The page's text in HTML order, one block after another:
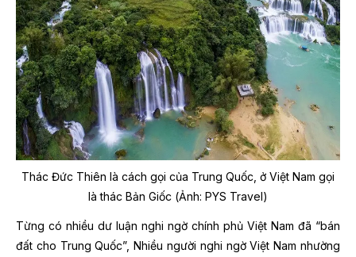
Thác Đức Thiên là cách gọi của Trung Quốc, ở Việt Nam gọi
là thác Bản Giốc (Ảnh: PYS Travel)
Từng có nhiều dư luận nghi ngờ chính phủ Việt Nam đã “bán
đất cho Trung Quốc”, Nhiều người nghi ngờ Việt Nam nhường